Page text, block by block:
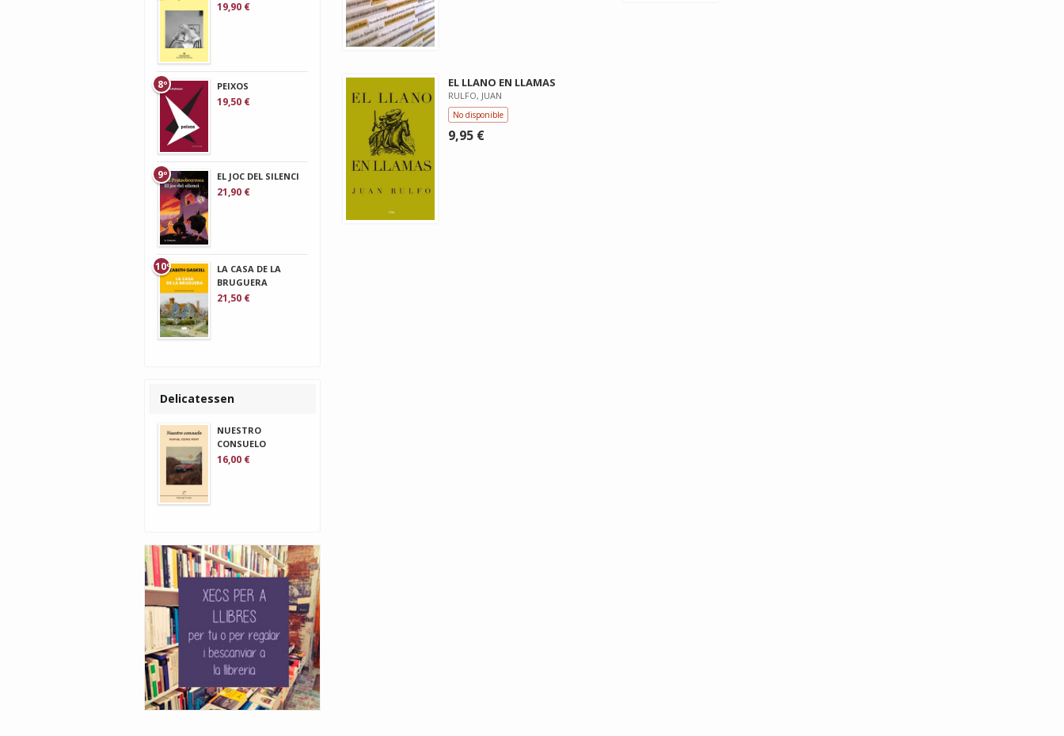
EL LLANO EN LLAMAS
RULFO, JUAN
No disponible
9,95 €
19,90 €
PEIXOS
19,50 €
8º
EL JOC DEL SILENCI
21,90 €
9º
LA CASA DE LA
BRUGUERA
21,50 €
10º
Delicatessen
NUESTRO
CONSUELO
16,00 €